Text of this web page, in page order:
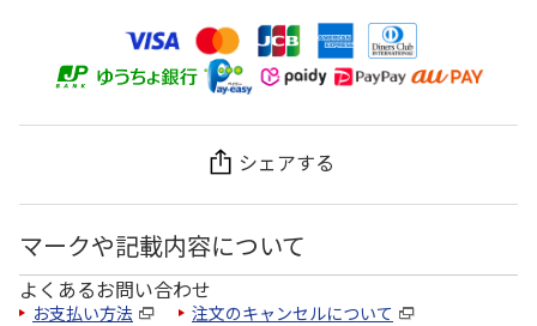
シェアする
マークや記載内容について
よくあるお問い合わせ
お支払い方法 注文のキャンセルについて